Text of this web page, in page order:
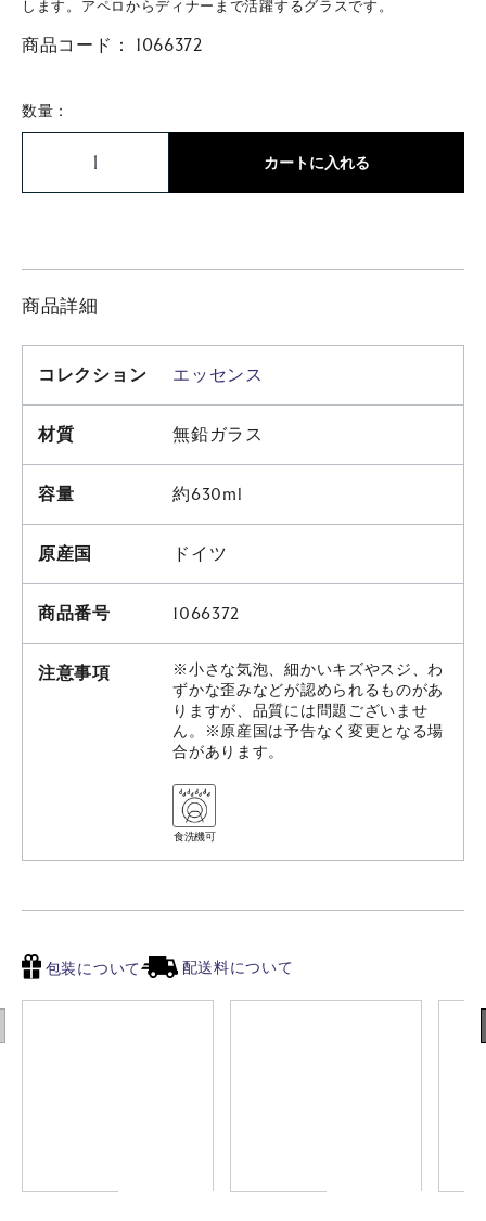
します。アペロからディナーまで活躍するグラスです。
商品コード： 1066372
数量：
カートに入れる
商品詳細
コレクション エッセンス
材質 無鉛ガラス
容量 約630ml
原産国 ドイツ
商品番号 1066372
注意事項
※小さな気泡、細かいキズやスジ、わ
ずかな歪みなどが認められるものがあ
りますが、品質には問題ございませ
ん。※原産国は予告なく変更となる場
合があります。
食洗機可
包装について 配送料について